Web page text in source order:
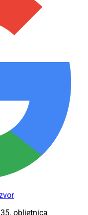
obljetnica